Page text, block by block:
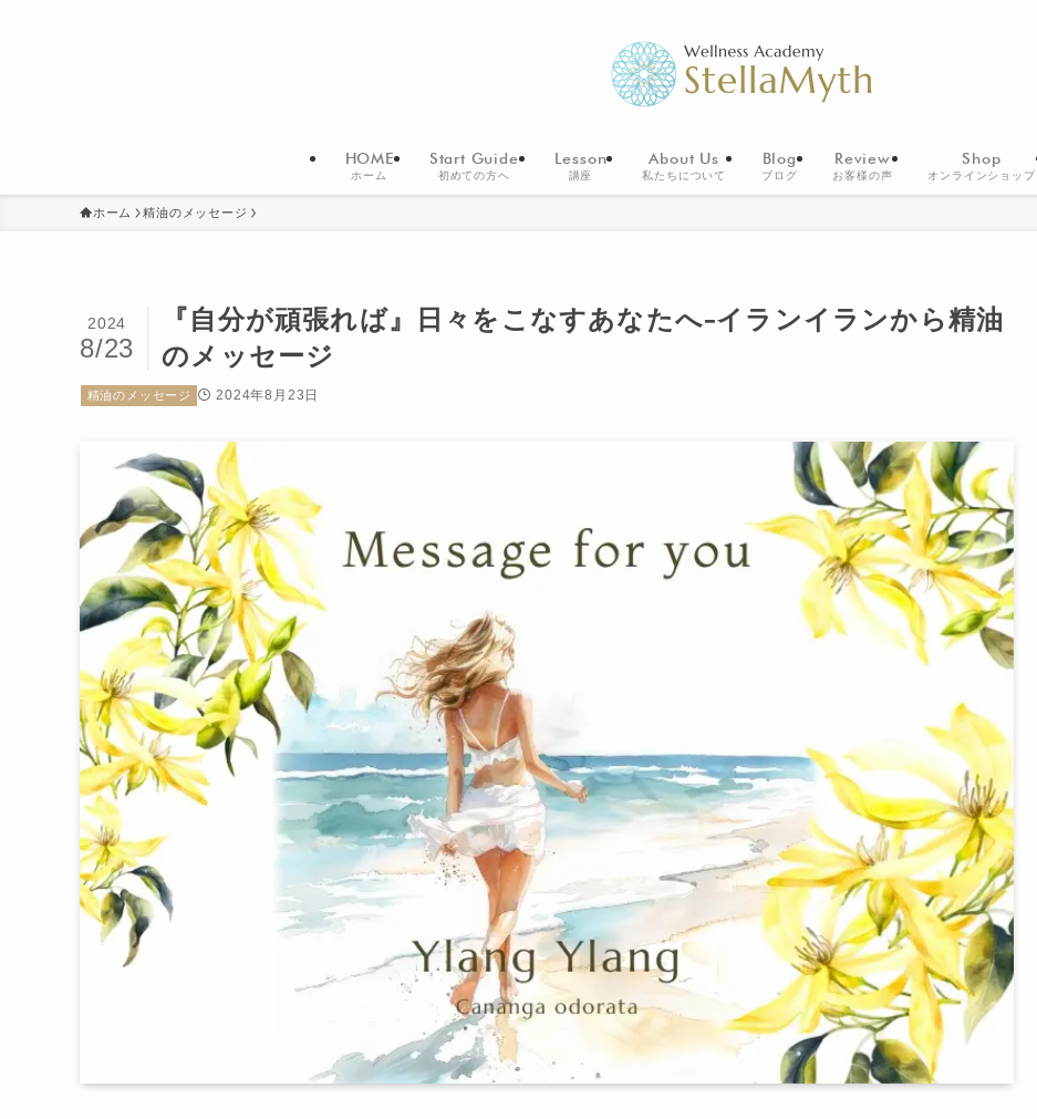
HOME
ホーム
Start Guide
初めての方へ
Lesson
講座
About Us
私たちについて
Blog
ブログ
Review
お客様の声
Shop
オンラインショップ
ホーム 精油のメッセージ
『自分が頑張れば』日々をこなすあなたへ-イランイランから精油
のメッセージ
2024
8/23
精油のメッセージ 2024年8月23日